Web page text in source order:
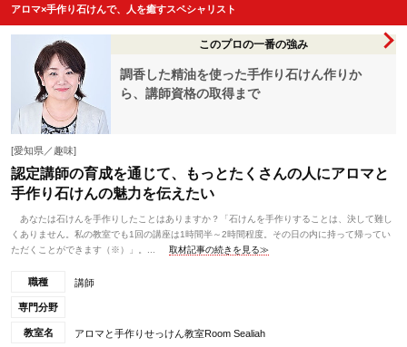
アロマ×手作り石けんで、人を癒すスペシャリスト
このプロの一番の強み
調香した精油を使った手作り石けん作りか
ら、講師資格の取得まで
[愛知県／趣味]
認定講師の育成を通じて、もっとたくさんの人にアロマと
手作り石けんの魅力を伝えたい
あなたは石けんを手作りしたことはありますか？「石けんを手作りすることは、決して難し
くありません。私の教室でも1回の講座は1時間半～2時間程度。その日の内に持って帰ってい
ただくことができます（※）」。...
取材記事の続きを見る≫
職種 講師
専門分野
教室名 アロマと手作りせっけん教室Room Sealiah